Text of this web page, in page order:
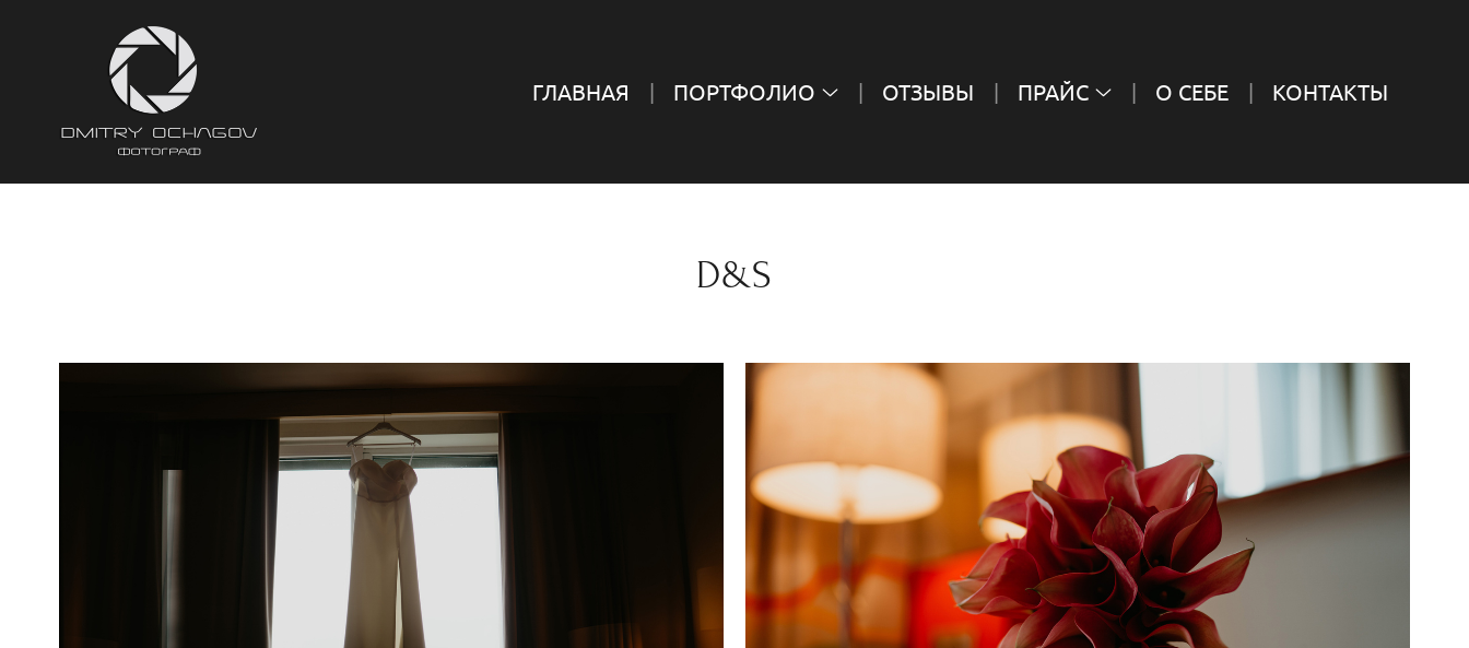
ГЛАВНАЯ ПОРТФОЛИО ОТЗЫВЫ ПРАЙС О СЕБЕ КОНТАКТЫ
D&S